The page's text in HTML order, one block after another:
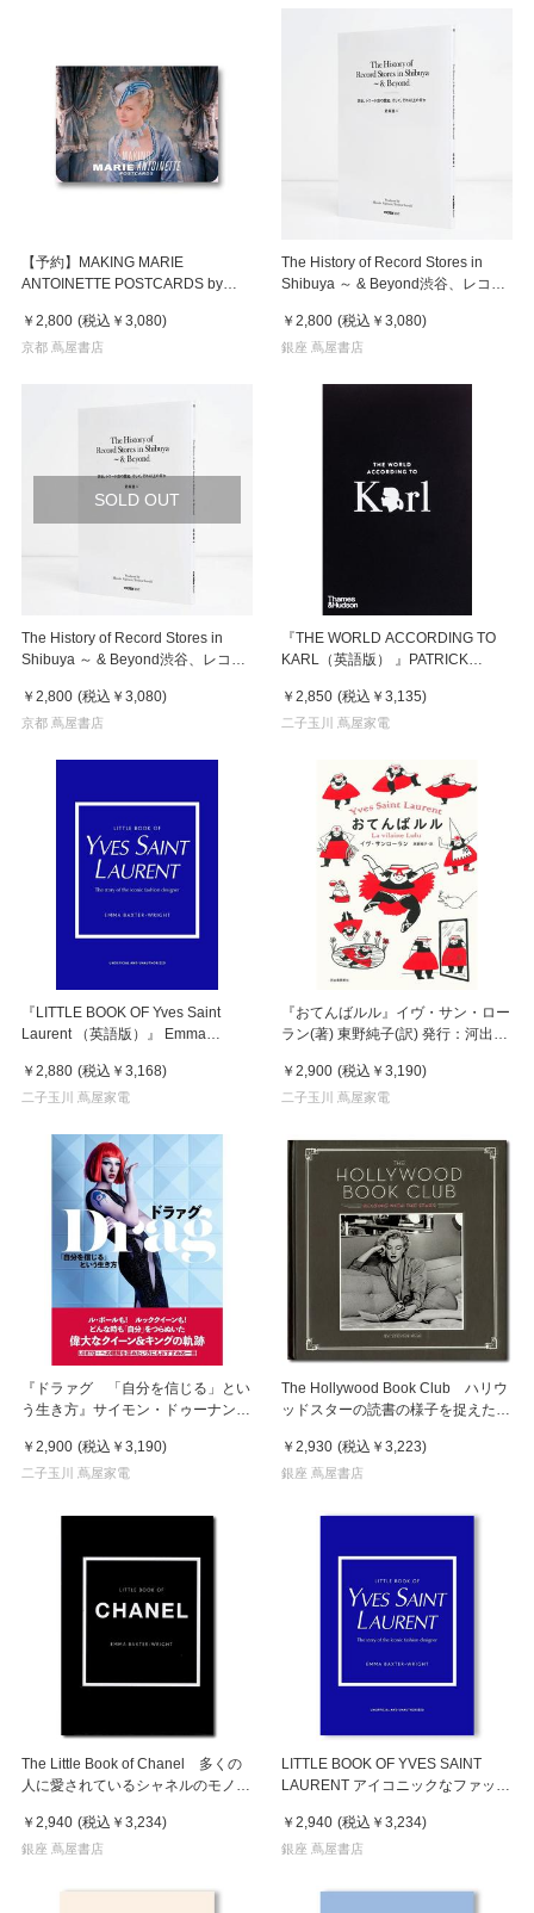
【予約】MAKING MARIE
ANTOINETTE POSTCARDS by
～下旬頃発送予定
￥2,800 (税込 ￥3,080)
京都 蔦屋書店
The History of Record Stores in
Shibuya ～ & Beyond渋谷、レコー
か
￥2,800 (税込 ￥3,080)
銀座 蔦屋書店
SOLD OUT
The History of Record Stores in
Shibuya ～ & Beyond渋谷、レコー
か
￥2,800 (税込 ￥3,080)
京都 蔦屋書店
『THE WORLD ACCORDING TO
KARL（英語版） 』PATRICK
HUDSON）
￥2,850 (税込 ￥3,135)
二子玉川 蔦屋家電
『LITTLE BOOK OF Yves Saint
Laurent （英語版）』 Emma
Publishing)
￥2,880 (税込 ￥3,168)
二子玉川 蔦屋家電
『おてんばルル』イヴ・サン・ロー
ラン(著) 東野純子(訳) 発行：河出書
￥2,900 (税込 ￥3,190)
二子玉川 蔦屋家電
『ドラァグ 「自分を信じる」とい
う生き方』サイモン・ドゥーナン
発行： グラフィック社
￥2,900 (税込 ￥3,190)
二子玉川 蔦屋家電
The Hollywood Book Club ハリウ
ッドスターの読書の様子を捉えた写
￥2,930 (税込 ￥3,223)
銀座 蔦屋書店
The Little Book of Chanel 多くの
人に愛されているシャネルのモノグ
￥2,940 (税込 ￥3,234)
銀座 蔦屋書店
LITTLE BOOK OF YVES SAINT
LAURENT アイコニックなファッシ
ンの物語
￥2,940 (税込 ￥3,234)
銀座 蔦屋書店